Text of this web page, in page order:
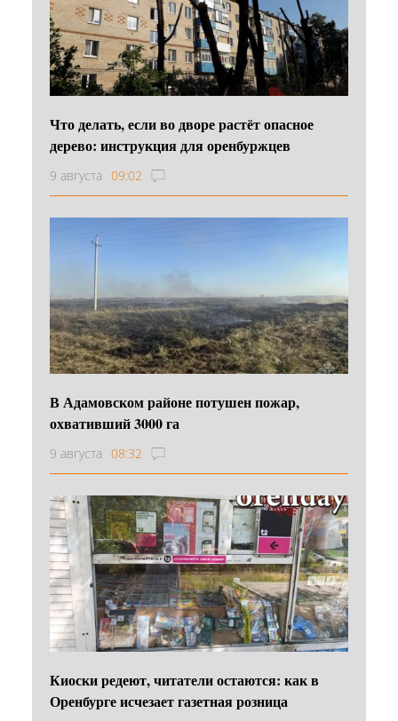
Что делать, если во дворе растёт опасное
дерево: инструкция для оренбуржцев
9 августа 09:02
В Адамовском районе потушен пожар,
охвативший 3000 га
9 августа 08:32
Киоски редеют, читатели остаются: как в
Оренбурге исчезает газетная розница